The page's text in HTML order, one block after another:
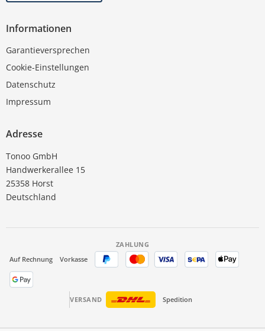
Informationen
Garantieversprechen
Cookie-Einstellungen
Datenschutz
Impressum
Adresse
Tonoo GmbH
Handwerkerallee 15
25358 Horst
Deutschland
ZAHLUNG
Auf Rechnung
Vorkasse
VERSAND Spedition